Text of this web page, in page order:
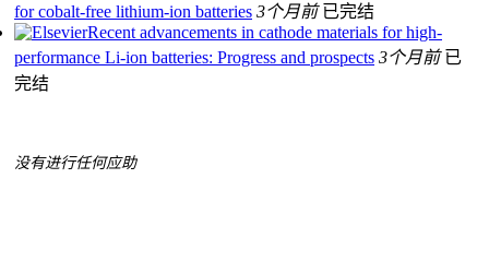
for cobalt-free lithium-ion batteries 3个月前 已完结
Recent advancements in cathode materials for high-
performance Li-ion batteries: Progress and prospects 3个月前 已
完结
没有进行任何应助